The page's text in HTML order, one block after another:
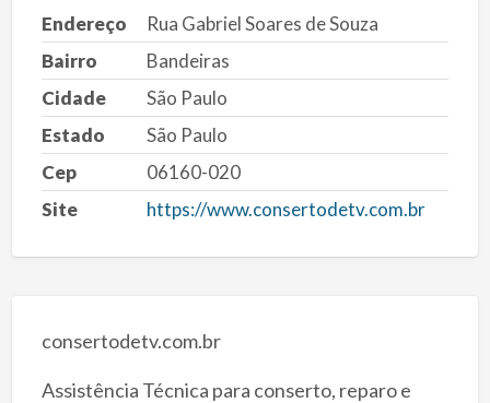
Endereço
Rua Gabriel Soares de Souza
Bairro
Bandeiras
Cidade
São Paulo
Estado
São Paulo
Cep
06160-020
Site
https://www.consertodetv.com.br
consertodetv.com.br
Assistência Técnica para conserto, reparo e